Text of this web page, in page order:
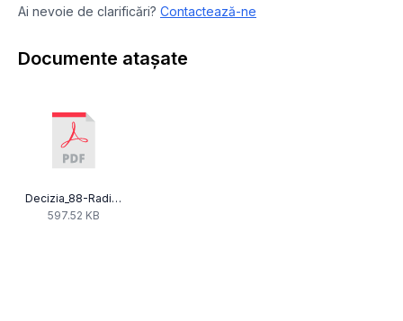
Ai nevoie de clarificări? Contactează-ne
Documente atașate
Decizia_88-RadioAccent-40alin2.pdf
597.52 KB